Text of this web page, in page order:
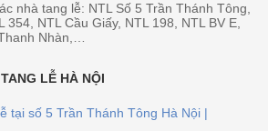
nhà tang lễ: NTL Số 5 Trần Thánh Tông,
354, NTL Cầu Giấy, NTL 198, NTL BV E,
Nhàn,…
LỄ HÀ NỘI
tại số 5 Trần Thánh Tông Hà Nội |